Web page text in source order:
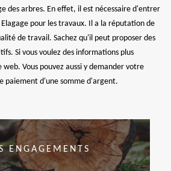
des arbres. En effet, il est nécessaire d'entrer
Elagage pour les travaux. Il a la réputation de
de travail. Sachez qu'il peut proposer des
Si vous voulez des informations plus
web. Vous pouvez aussi y demander votre
paiement d'une somme d'argent.
ENGAGEMENTS